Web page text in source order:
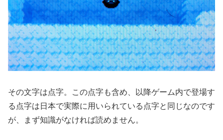
その文字は点字。この点字も含め、以降ゲーム内で登場す
る点字は日本で実際に用いられている点字と同じなのです
が、まず知識がなければ読めません。